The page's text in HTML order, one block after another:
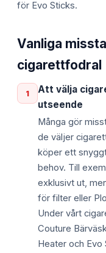
för Evo Sticks.
Vanliga
cigarettfodral
1
Att välja
utseende
Många gör
de väljer
köper ett
behov. Till
exklusivt ut,
för filter eller
Under vårt
Couture
Heater och Evo